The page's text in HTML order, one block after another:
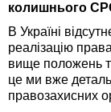
колишнього
В Україні
реалізацію
вище положень
це ми вже
правозахисних